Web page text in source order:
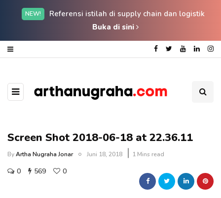
NEW!
Referensi istilah di supply chain dan logistik
Buka di sini
Screen Shot 2018-06-18 at 22.36.11
ByArtha Nugraha Jonar Juni 18, 2018 1 Mins read
0 569 0